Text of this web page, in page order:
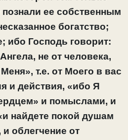
ее собственным
богатство;
ибо Господь говорит:
не от человека,
т.е. от Моего в вас
и действия, «ибо Я
и помыслами, и
найдете покой душам
облегчение от